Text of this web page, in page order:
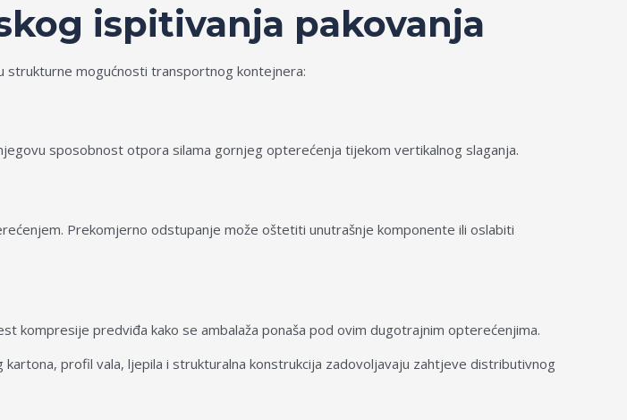
ispitivanja pakovanja
strukturne mogućnosti transportnog kontejnera:
sposobnost otpora silama gornjeg opterećenja tijekom vertikalnog slaganja.
Prekomjerno odstupanje može oštetiti unutrašnje komponente ili oslabiti
kompresije predviđa kako se ambalaža ponaša pod ovim dugotrajnim opterećenjima.
profil vala, ljepila i strukturalna konstrukcija zadovoljavaju zahtjeve distributivnog